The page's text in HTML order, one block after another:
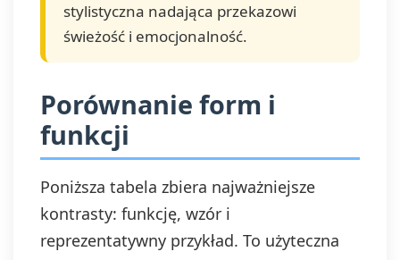
stylistyczna nadająca przekazowi
świeżość i emocjonalność.
Porównanie form i
funkcji
Poniższa tabela zbiera najważniejsze
kontrasty: funkcję, wzór i
reprezentatywny przykład. To użyteczna